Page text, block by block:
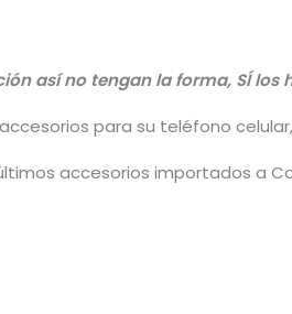
así no tengan la forma, SÍ los
para su teléfono
accesorios importados a